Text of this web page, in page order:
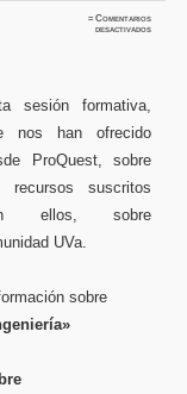
≈Comentarios
desactivadosen
sesión formativa,
nos han ofrecido
ProQuest, sobre
recursos suscritos
ellos, sobre
UVa.
sobre